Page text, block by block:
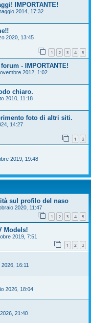
IMPORTANTE!
2014, 17:32
2020, 13:45
1 2 3 4 5
- IMPORTANTE!
2012, 1:02
chiaro.
2010, 11:18
foto di altri siti.
14:27
1 2
2019, 19:48
sul profilo del naso
2020, 11:47
1 2 3 4 5
Models!
2019, 7:51
1 2 3
16:11
2026, 18:04
21:40